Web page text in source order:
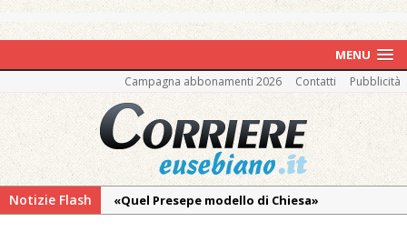
MENU
Campagna abbonamenti 2026 Contatti Pubblicità
Notizie Flash
«Quel Presepe modello di Chiesa»